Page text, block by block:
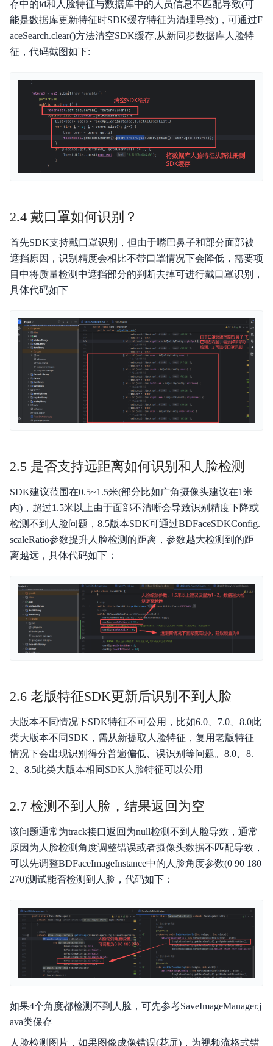
存中的id和人脸特征与数据库中的人员信息不匹配导致(可
能是数据库更新特征时SDK缓存特征为清理导致)，可通过F
aceSearch.clear()方法清空SDK缓存,从新同步数据库人脸特
征，代码截图如下:
2.4 戴口罩如何识别？
首先SDK支持戴口罩识别，但由于嘴巴鼻子和部分面部被
遮挡原因，识别精度会相比不带口罩情况下会降低，需要项
目中将质量检测中遮挡部分的判断去掉可进行戴口罩识别，
具体代码如下
2.5 是否支持远距离如何识别和人脸检测
SDK建议范围在0.5~1.5米(部分比如广角摄像头建议在1米
内)，超过1.5米以上由于面部不清晰会导致识别精度下降或
检测不到人脸问题，8.5版本SDK可通过BDFaceSDKConfig.
scaleRatio参数提升人脸检测的距离，参数越大检测到的距
离越远，具体代码如下：
2.6 老版特征SDK更新后识别不到人脸
大版本不同情况下SDK特征不可公用，比如6.0、7.0、8.0此
类大版本不同SDK，需从新提取人脸特征，复用老版特征
情况下会出现识别得分普遍偏低、误识别等问题。8.0、8.
2、8.5此类大版本相同SDK人脸特征可以公用
2.7 检测不到人脸，结果返回为空
该问题通常为track接口返回为null检测不到人脸导致，通常
原因为人脸检测角度调整错误或者摄像头数据不匹配导致，
可以先调整BDFaceImageInstance中的人脸角度参数(0 90 180
270)测试能否检测到人脸，代码如下：
如果4个角度都检测不到人脸，可先参考SaveImageManager.j
ava类保存
人脸检测图片，如果图像成像错误(花屏)，为视频流格式错